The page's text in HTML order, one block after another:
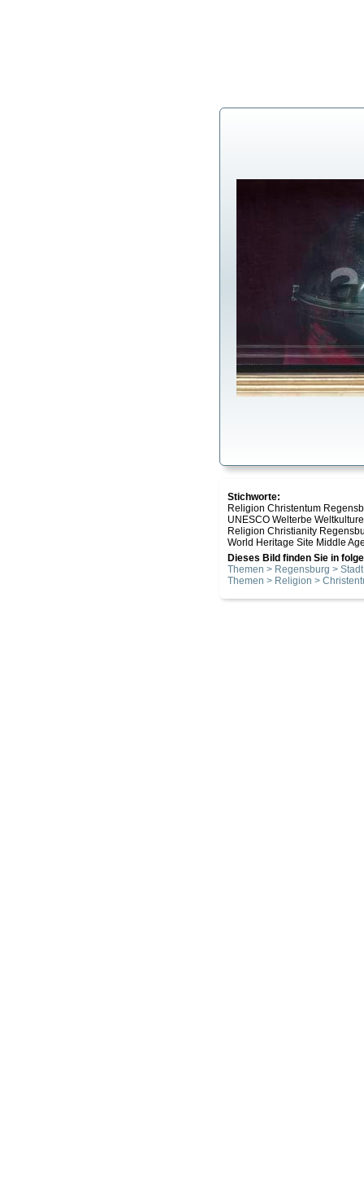
Stichworte:
Religion Christentum
UNESCO Welterbe
Religion Christianity
World Heritage Site Middle
Dieses Bild finden Sie in
Themen > Regensburg > Stadt
Themen > Religion >